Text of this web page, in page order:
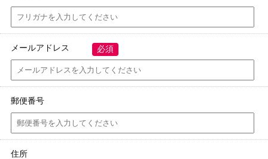
メールアドレス 必須
郵便番号
住所